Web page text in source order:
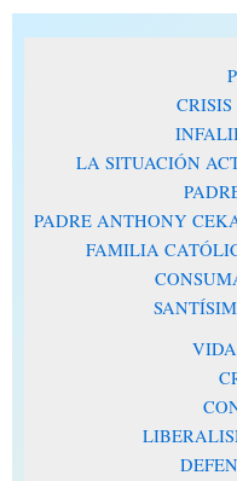
LA SITUACIÓN
PADRE ANTHONY
FAMILIA